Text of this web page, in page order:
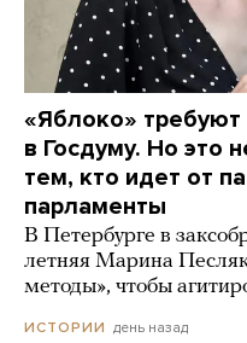
«Яблоко» требуют
в Госдуму. Но это
тем, кто идет от
парламенты
В Петербурге в
летняя Марина
методы», чтобы
ИСТОРИИ день назад